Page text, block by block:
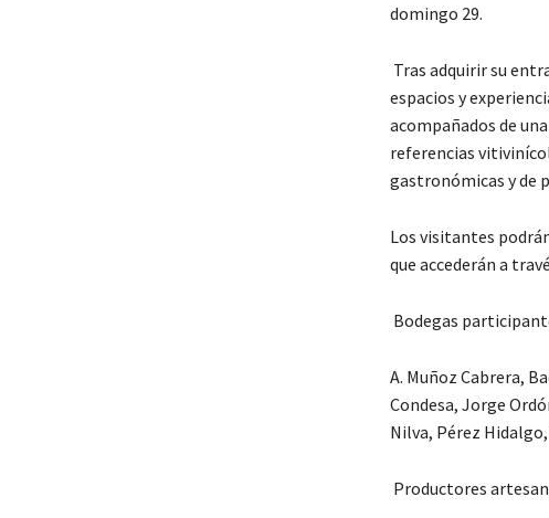
domingo 29.
Tras adquirir su
espacios y
acompañados de
referencias
gastronómicas y de
Los visitantes
que accederán a
Bodegas
A. Muñoz Cabrera,
Condesa, Jorge
Nilva, Pérez
Productores